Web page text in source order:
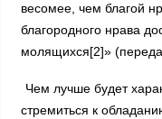
весомее, чем благой
благородного нрава
молящихся[2]»
Чем лучше будет
стремиться к